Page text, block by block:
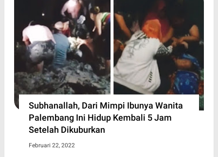
Subhanallah, Dari Mimpi Ibunya Wanita
Palembang Ini Hidup Kembali 5 Jam
Setelah Dikuburkan
Februari 22, 2022